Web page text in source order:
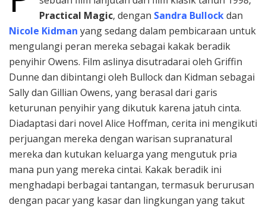
Practical Magic, dengan Sandra Bullockdan
Nicole Kidman yang sedang dalam pembicaraan untuk
mengulangi peran mereka sebagai kakak beradik
penyihir Owens. Film aslinya disutradarai oleh Griffin
Dunne dan dibintangi oleh Bullock dan Kidman sebagai
Sally dan Gillian Owens, yang berasal dari garis
keturunan penyihir yang dikutuk karena jatuh cinta.
Diadaptasi dari novel Alice Hoffman, cerita ini mengikuti
perjuangan mereka dengan warisan supranatural
mereka dan kutukan keluarga yang mengutuk pria
mana pun yang mereka cintai. Kakak beradik ini
menghadapi berbagai tantangan, termasuk berurusan
dengan pacar yang kasar dan lingkungan yang takut